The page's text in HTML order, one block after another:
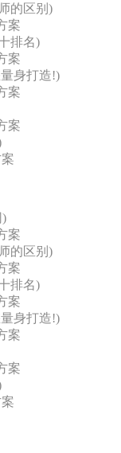
的区别)
案
排名)
案
身打造!)
案
案
)
案
的区别)
案
排名)
案
身打造!)
案
案